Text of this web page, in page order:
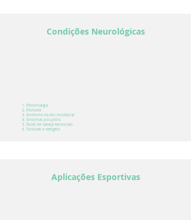
Condições Neurológicas
Fibromialgia
Fibrosite
Síndrome da dor miofascial
Sintomas pós-pólio
Dores de cabeça tensionais
Tonturas e vertigens
Aplicações Esportivas